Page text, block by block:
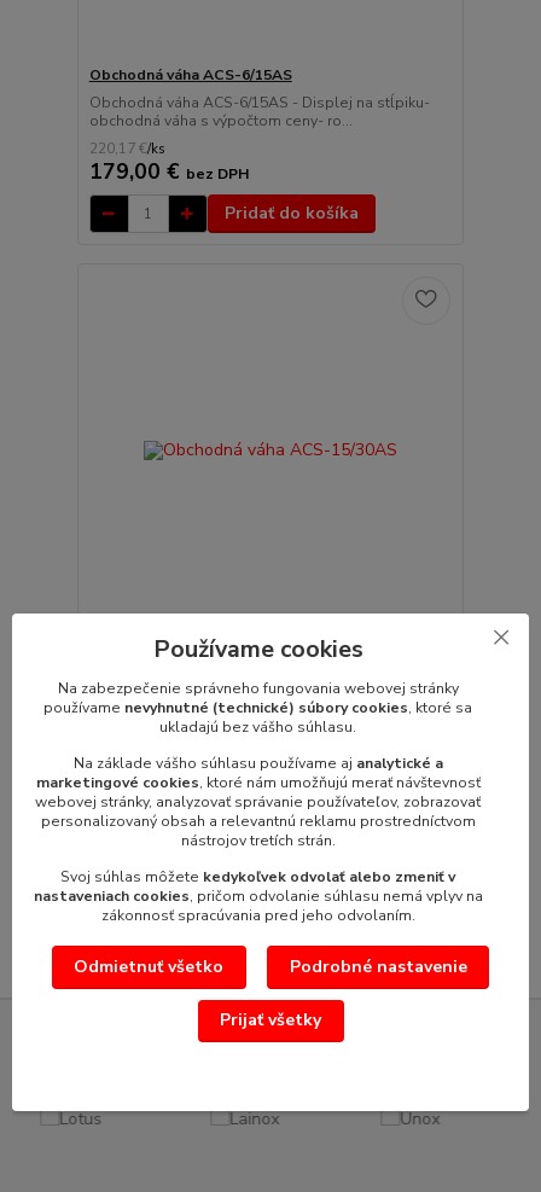
Obchodná váha ACS-6/15AS
Obchodná váha ACS-6/15AS - Displej na stĺpiku-
obchodná váha s výpočtom ceny- ro...
220,17 €/ks
179,00 € bez DPH
Pridať do košíka
Obchodná váha ACS-15/30AS
na stĺpiku- obchodná váha s výpo...
ks
Pridať do košíka
SERVIS GASTROZARIADENÍ VÝROBCOV
Používame cookies
Na zabezpečenie správneho fungovania webovej stránky
používame nevyhnutné (technické) súbory cookies, ktoré sa
ukladajú bez vášho súhlasu.
Na základe vášho súhlasu používame aj analytické a
marketingové cookies, ktoré nám umožňujú merať návštevnosť
webovej stránky, analyzovať správanie používateľov, zobrazovať
personalizovaný obsah a relevantnú reklamu prostredníctvom
nástrojov tretích strán.
Svoj súhlas môžete kedykoľvek odvolať alebo zmeniť v
nastaveniach cookies, pričom odvolanie súhlasu nemá vplyv na
zákonnosť spracúvania pred jeho odvolaním.
Odmietnuť všetko Podrobné nastavenie
Prijať všetky